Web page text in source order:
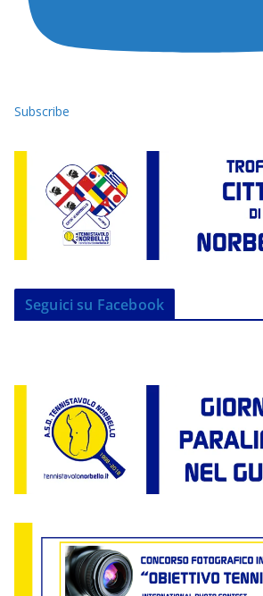
Subscribe
Seguici su Facebook